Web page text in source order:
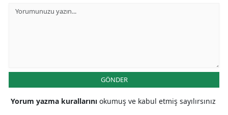
GÖNDER
Yorum yazma kurallarını okumuş ve kabul etmiş sayılırsınız